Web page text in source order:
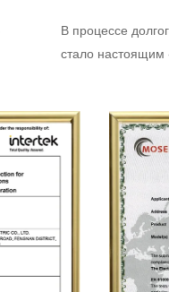
В процессе
стало настоящим